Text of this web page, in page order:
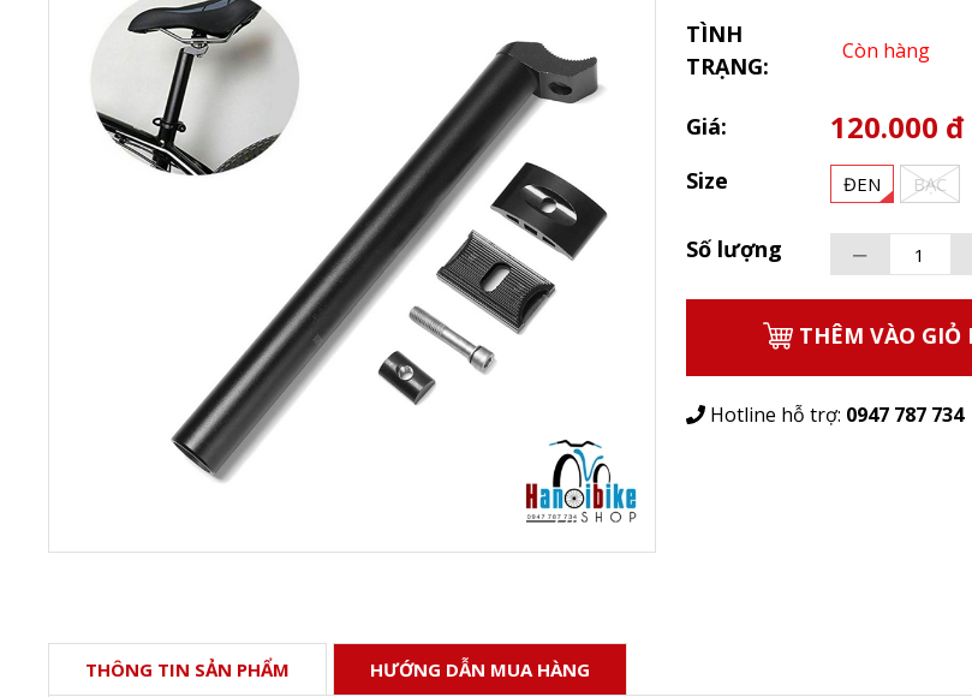
TÌNH
TRẠNG:
Còn hàng
Giá: 120.000 đ
Size ĐEN BẠC
Số lượng −
THÊM VÀO GIỎ
Hotline hỗ trợ: 0947 787 734
THÔNG TIN SẢN PHẨM HƯỚNG DẪN MUA HÀNG